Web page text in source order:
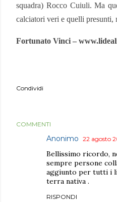
squadra) Rocco Cuiuli. Ma
calciatori veri e quelli presunti,
Fortunato Vinci –
Condividi
COMMENTI
Anonimo 22 agosto
Bellissimo ricordo,
sempre persone
aggiunto per tutti i
terra nativa .
RISPONDI